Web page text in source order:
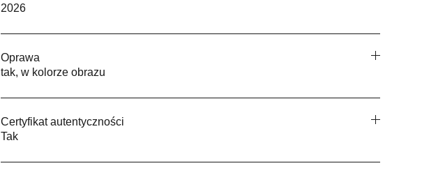
2026
Oprawa
tak, w kolorze obrazu
Certyfikat autentyczności
Tak